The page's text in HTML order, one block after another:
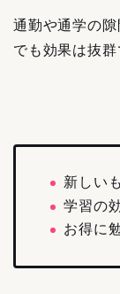
通勤や通学の
でも効果は抜群
新しい
学習の
お得に